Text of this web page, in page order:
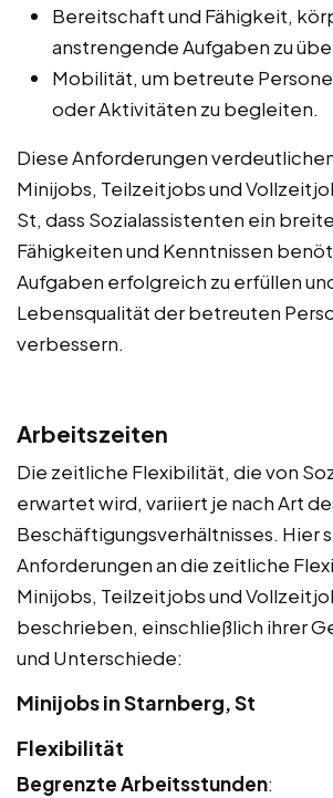
Bereitschaft und Fähigkeit,
anstrengende Aufgaben zu
Mobilität, um betreute
oder Aktivitäten zu begleiten.
Diese Anforderungen
Minijobs, Teilzeitjobs und
St, dass Sozialassistenten ein
Fähigkeiten und Kenntnissen
Aufgaben erfolgreich zu erfüllen
Lebensqualität der betreuten
verbessern.
Arbeitszeiten
Die zeitliche Flexibilität, die von
erwartet wird, variiert je nach Art
Beschäftigungsverhältnisses. Hier
Anforderungen an die zeitliche
Minijobs, Teilzeitjobs und
beschrieben, einschließlich ihrer
und Unterschiede:
Minijobs in Starnberg, St
Flexibilität
Begrenzte Arbeitsstunden: